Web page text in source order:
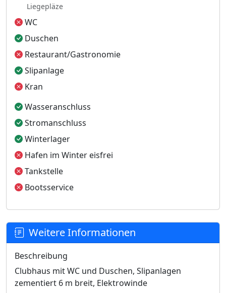
Liegepläze
WC
Duschen
Restaurant/Gastronomie
Slipanlage
Kran
Wasseranschluss
Stromanschluss
Winterlager
Hafen im Winter eisfrei
Tankstelle
Bootsservice
Weitere Informationen
Beschreibung
Clubhaus mit WC und Duschen, Slipanlagen
zementiert 6 m breit, Elektrowinde